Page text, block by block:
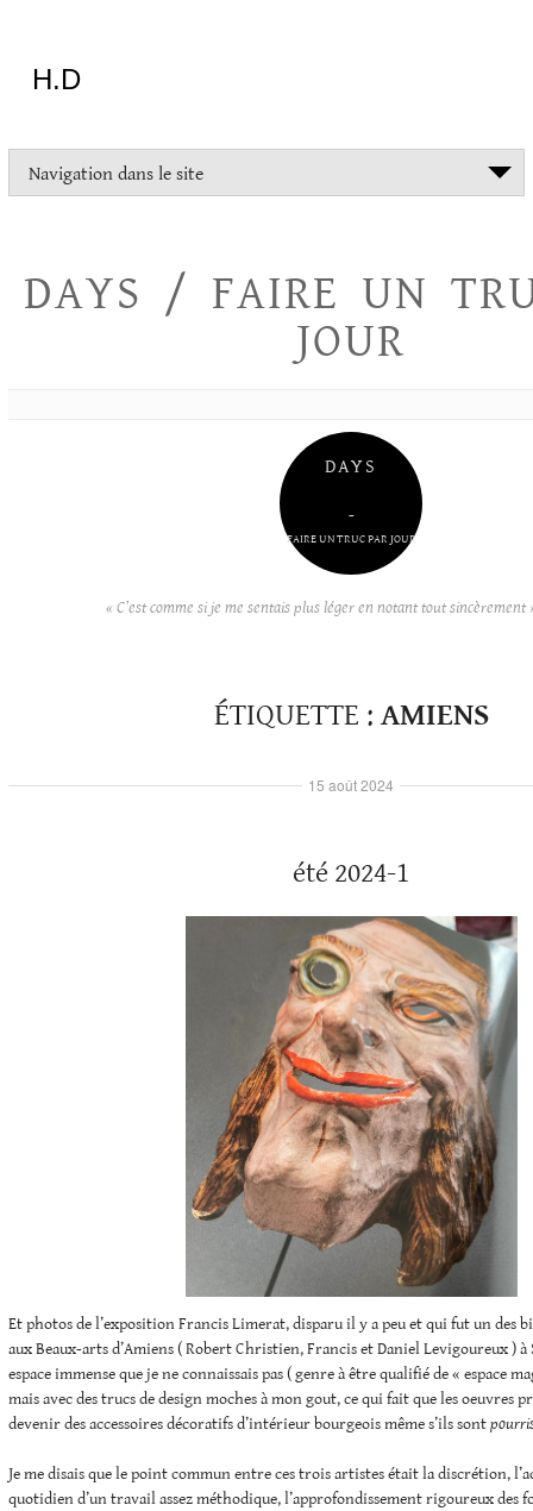
H.D
tout
essayer
Navigation dans le site
DAYS / FAIRE UN
JOUR
DAYS
–
FAIRE UN TRUC PAR JOUR
« C’est comme si je me sentais plus léger en notant tout sincèrement
ÉTIQUETTE : AMIENS
été 2024-1
Et photos de l’exposition Francis Limerat, disparu il y a peu et qui fut un des
aux Beaux-arts d’Amiens ( Robert Christien, Francis et Daniel Levigoureux )
espace immense que je ne connaissais pas ( genre à être qualifié de « espace
mais avec des trucs de design moches à mon gout, ce qui fait que les oeuvres
devenir des accessoires décoratifs d’intérieur bourgeois même s’ils sont
Je me disais que le point commun entre ces trois artistes était la discrétion,
quotidien d’un travail assez méthodique, l’approfondissement rigoureux des
15 août 2024